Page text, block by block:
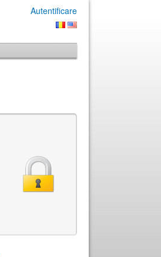
Autentificare